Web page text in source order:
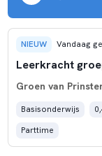
NIEUW Vandaag
Leerkracht
Groen van
Basisonderwijs
Parttime